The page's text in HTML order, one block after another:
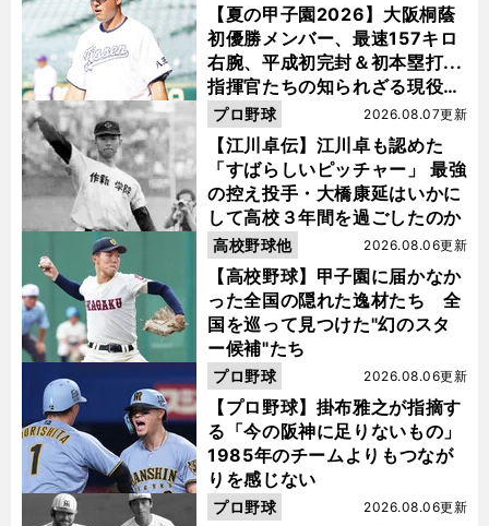
【夏の甲子園2026】大阪桐蔭
初優勝メンバー、最速157キロ
右腕、平成初完封＆初本塁打...
指揮官たちの知られざる現役時
代
【江川卓伝】江川卓も認めた
「すばらしいピッチャー」 最強
の控え投手・大橋康延はいかに
して高校３年間を過ごしたのか
2026.08.07更新
プロ野球
【高校野球】甲子園に届かなか
った全国の隠れた逸材たち 全
国を巡って見つけた"幻のスタ
ー候補"たち
2026.08.06更新
高校野球他
【プロ野球】掛布雅之が指摘す
る「今の阪神に足りないもの」
1985年のチームよりもつなが
りを感じない
2026.08.06更新
プロ野球
2026.08.06更新
プロ野球